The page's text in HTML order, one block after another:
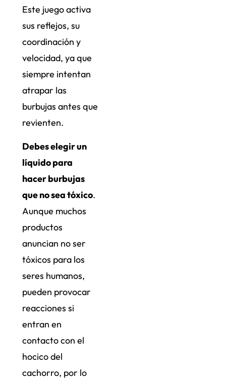
Este juego activa
sus reflejos, su
coordinación y
velocidad, ya que
siempre intentan
atrapar las
burbujas antes que
revienten.
Debes elegir un
líquido para
hacer burbujas
que no sea tóxico.
Aunque muchos
productos
anuncian no ser
tóxicos para los
seres humanos,
pueden provocar
reacciones si
entran en
contacto con el
hocico del
cachorro, por lo